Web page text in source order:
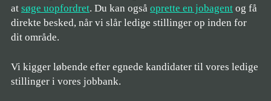
at søge uopfordret. Du kan også oprette en jobagent og få
direkte besked, når vi slår ledige stillinger op inden for
dit område.
Vi kigger løbende efter egnede kandidater til vores ledige
stillinger i vores jobbank.